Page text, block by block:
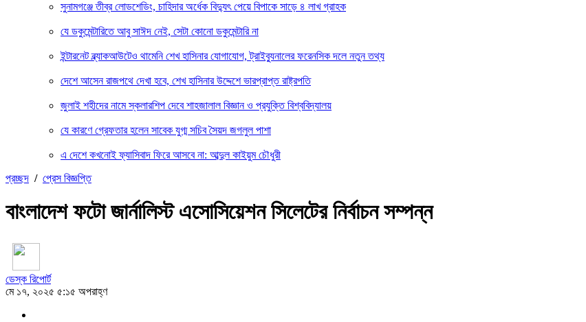
সুনামগঞ্জে তীব্র লোডশেডিং, চাহিদার অর্ধেক বিদ্যুৎ পেয়ে বিপাকে সাড়ে ৪ লাখ গ্রাহক
যে ডকুমেন্টারিতে আবু সাঈদ নেই, সেটা কোনো ডকুমেন্টারি না
ইন্টারনেট ব্ল্যাকআউটেও থামেনি শেখ হাসিনার যোগাযোগ, ট্রাইব্যুনালের ফরেনসিক দলে নতুন তথ্য
দেশে আসেন রাজপথে দেখা হবে, শেখ হাসিনার উদ্দেশে ভারপ্রাপ্ত রাষ্ট্রপতি
জুলাই শহীদের নামে স্কলারশিপ দেবে শাহজালাল বিজ্ঞান ও প্রযুক্তি বিশ্ববিদ্যালয়
যে কারণে গ্রেফতার হলেন সাবেক যুগ্ম সচিব সৈয়দ জগলুল পাশা
এ দেশে কখনোই ফ্যাসিবাদ ফিরে আসবে না: আব্দুল কাইয়ুম চৌধুরী
প্রচ্ছদ / প্রেস বিজ্ঞপ্তি
বাংলাদেশ ফটো জার্নালিস্ট এসোসিয়েশন সিলেটের নির্বাচন সম্পন্ন
ডেস্ক রিপোর্ট
মে ১৭, ২০২৫ ৫:১৫ অপরাহ্ণ